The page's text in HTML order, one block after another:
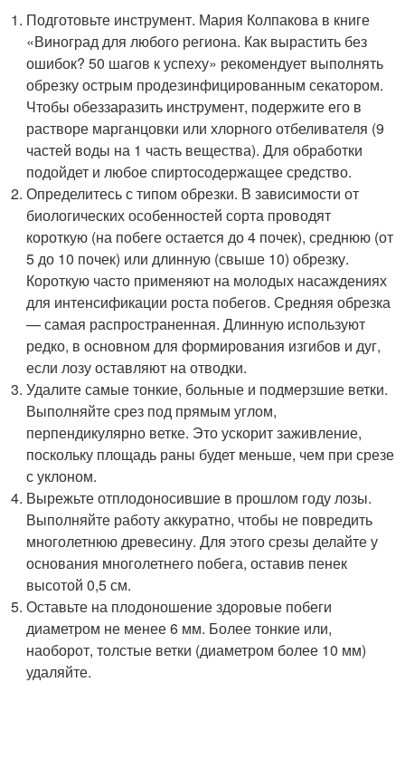
Подготовьте инструмент. Мария Колпакова в книге
«Виноград для любого региона. Как вырастить без
ошибок? 50 шагов к успеху» рекомендует выполнять
обрезку острым продезинфицированным секатором.
Чтобы обеззаразить инструмент, подержите его в
растворе марганцовки или хлорного отбеливателя (9
частей воды на 1 часть вещества). Для обработки
подойдет и любое спиртосодержащее средство.
Определитесь с типом обрезки. В зависимости от
биологических особенностей сорта проводят
короткую (на побеге остается до 4 почек), среднюю (от
5 до 10 почек) или длинную (свыше 10) обрезку.
Короткую часто применяют на молодых насаждениях
для интенсификации роста побегов. Средняя обрезка
— самая распространенная. Длинную используют
редко, в основном для формирования изгибов и дуг,
если лозу оставляют на отводки.
Удалите самые тонкие, больные и подмерзшие ветки.
Выполняйте срез под прямым углом,
перпендикулярно ветке. Это ускорит заживление,
поскольку площадь раны будет меньше, чем при срезе
с уклоном.
Вырежьте отплодоносившие в прошлом году лозы.
Выполняйте работу аккуратно, чтобы не повредить
многолетнюю древесину. Для этого срезы делайте у
основания многолетнего побега, оставив пенек
высотой 0,5 см.
Оставьте на плодоношение здоровые побеги
диаметром не менее 6 мм. Более тонкие или,
наоборот, толстые ветки (диаметром более 10 мм)
удаляйте.